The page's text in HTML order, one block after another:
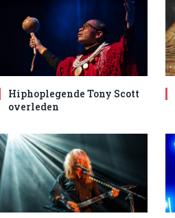
Hiphoplegende Tony Scott
overleden